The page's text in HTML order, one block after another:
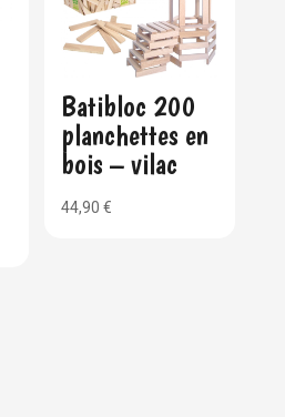
Batibloc 200
planchettes en
bois – vilac
44,90€